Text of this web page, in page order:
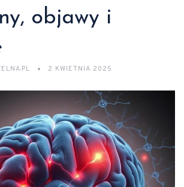
objawy i
2 KWIETNIA 2025